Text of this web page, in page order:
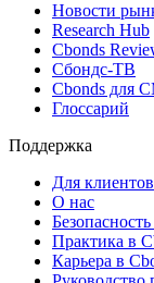
Новости
Research Hub
Cbonds
Сбондс-ТВ
Cbonds для
Глоссарий
Поддержка
Для клиентов
О нас
Практика в
Карьера в